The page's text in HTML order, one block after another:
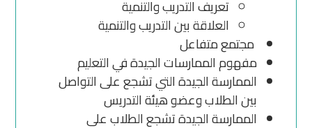
تعريف التدريب والتنمية
العلاقة بين التدريب والتنمية
مجتمع متفاعل
مفهوم الممارسات الجيدة في التعليم
الممارسة الجيدة التي تشجع على التواصل
بين الطلاب وعضو هيئة التدريس
الممارسة الجيدة تشجع الطلاب على